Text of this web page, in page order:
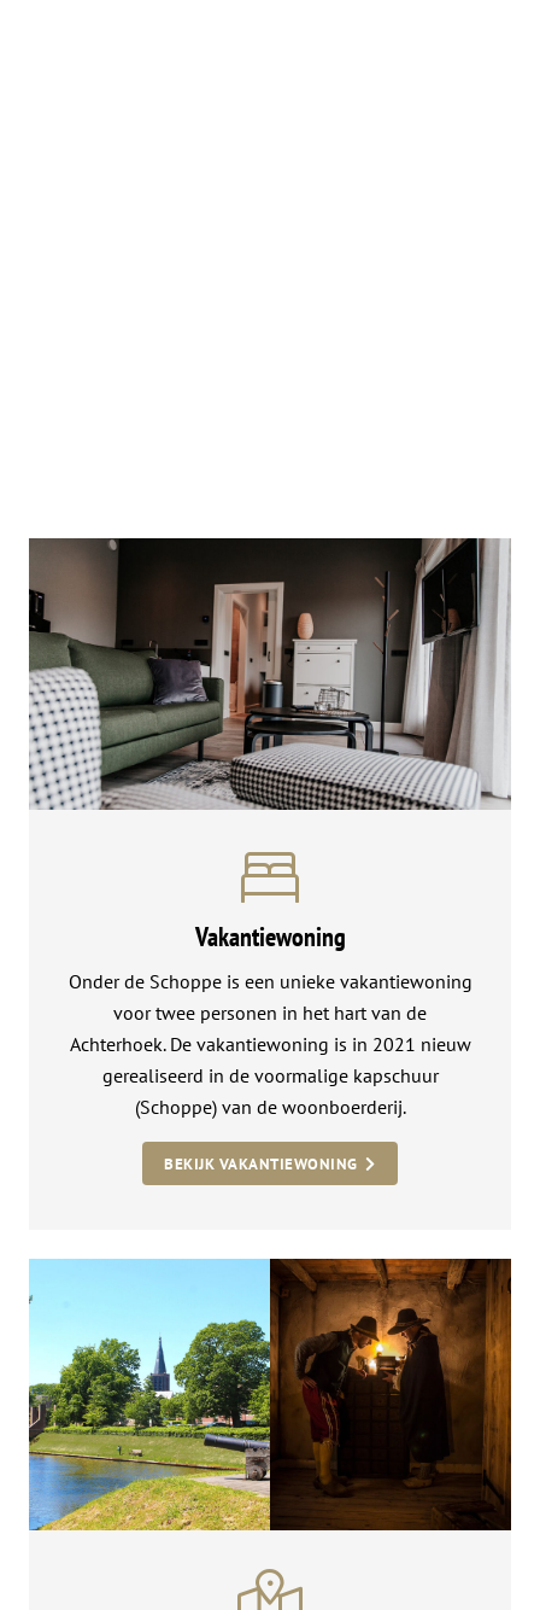
Vakantiewoning
Onder de Schoppe is een unieke vakantiewoning
voor twee personen in het hart van de
Achterhoek. De vakantiewoning is in 2021 nieuw
gerealiseerd in de voormalige kapschuur
(Schoppe) van de woonboerderij.
BEKIJK VAKANTIEWONING